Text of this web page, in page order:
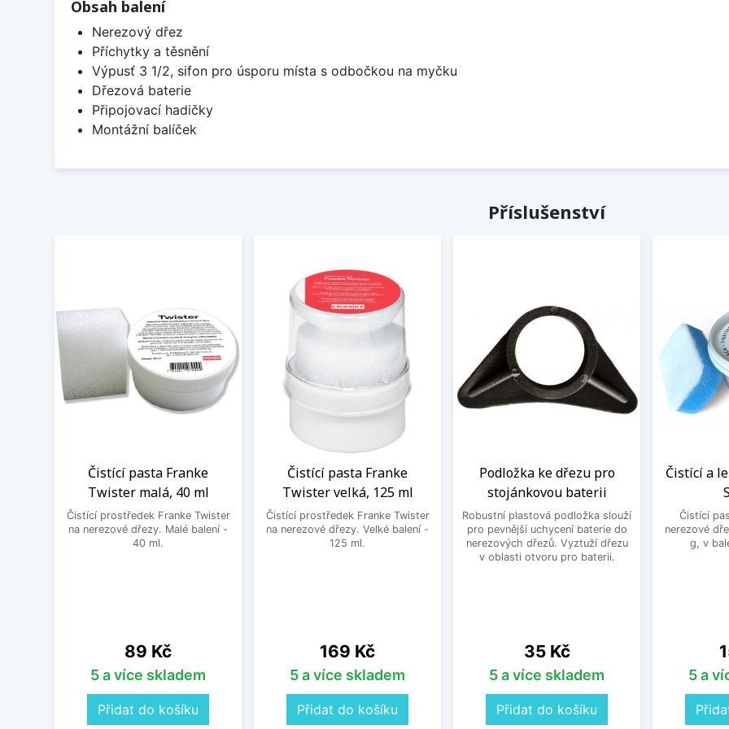
Obsah balení
Nerezový dřez
Příchytky a těsnění
Výpusť 3 1/2, sifon pro úsporu místa s odbočkou na myčku
Dřezová baterie
Připojovací hadičky
Montážní balíček
Příslušenství
Čistící pasta Franke
Twister malá, 40 ml
Čistící prostředek Franke Twister
na nerezové dřezy. Malé balení -
40 ml.
Cena
89 Kč
5 a více skladem
Přidat do košíku
Čistící pasta Franke
Twister velká, 125 ml
Čistící prostředek Franke Twister
na nerezové dřezy. Velké balení -
125 ml.
Cena
169 Kč
5 a více skladem
Přidat do košíku
Podložka ke dřezu pro
stojánkovou baterii
Robustní plastová podložka slouží
pro pevnější uchycení baterie do
nerezových dřezů. Vyztuží dřezu
v oblasti otvoru pro baterii.
Cena
35 Kč
5 a více skladem
Přidat do košíku
Čistící a
Čistící
nerezové
g, v
5 a